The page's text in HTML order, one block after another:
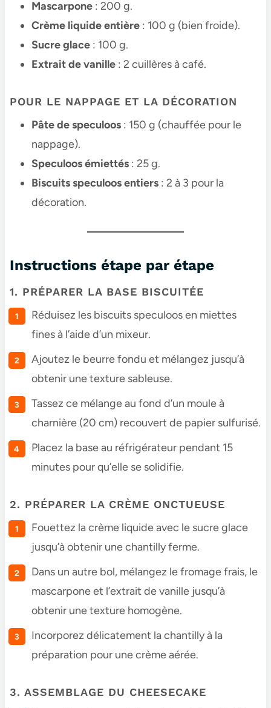
Mascarpone: 200 g.
Crème liquide entière: 100 g (bien froide).
Sucre glace: 100 g.
Extrait de vanille: 2 cuillères à café.
POUR LE NAPPAGE ET LA DÉCORATION
Pâte de speculoos: 150 g (chauffée pour le
nappage).
Speculoos émiettés: 25 g.
Biscuits speculoos entiers: 2 à 3 pour la
décoration.
Instructions étape par étape
1. PRÉPARER LA BASE BISCUITÉE
Réduisez les biscuits speculoos en miettes
fines à l’aide d’un mixeur.
Ajoutez le beurre fondu et mélangez jusqu’à
obtenir une texture sableuse.
Tassez ce mélange au fond d’un moule à
charnière (20 cm) recouvert de papier sulfurisé.
Placez la base au réfrigérateur pendant 15
minutes pour qu’elle se solidifie.
2. PRÉPARER LA CRÈME ONCTUEUSE
Fouettez la crème liquide avec le sucre glace
jusqu’à obtenir une chantilly ferme.
Dans un autre bol, mélangez le fromage frais, le
mascarpone et l’extrait de vanille jusqu’à
obtenir une texture homogène.
Incorporez délicatement la chantilly à la
préparation pour une crème aérée.
3. ASSEMBLAGE DU CHEESECAKE